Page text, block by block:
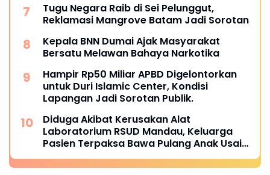
Tugu Negara Raib di Sei Pelunggut,
Reklamasi Mangrove Batam Jadi Sorotan
Kepala BNN Dumai Ajak Masyarakat
Bersatu Melawan Bahaya Narkotika
Hampir Rp50 Miliar APBD Digelontorkan
untuk Duri Islamic Center, Kondisi
Lapangan Jadi Sorotan Publik.
Diduga Akibat Kerusakan Alat
Laboratorium RSUD Mandau, Keluarga
Pasien Terpaksa Bawa Pulang Anak Usai
Operasi di RS Thursina, Meski
Membutuhkan Transfusi Darah